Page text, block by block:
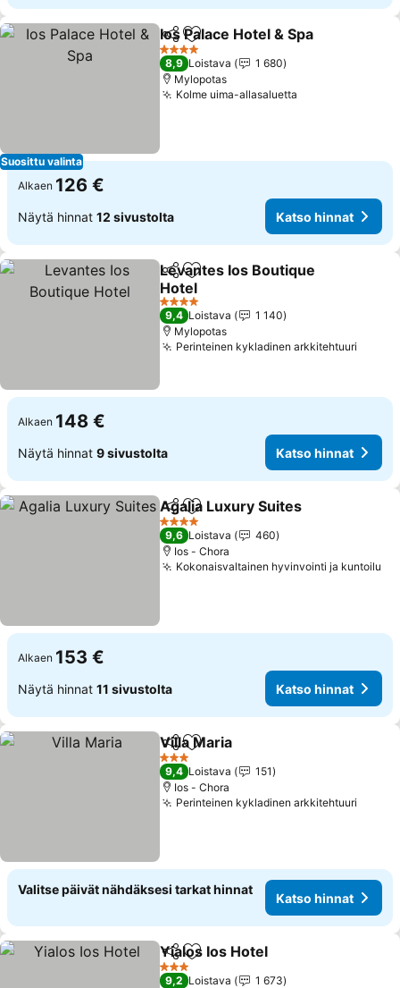
Suosittu valinta
Jaa Lisää suosikkeihin
Ios Palace Hotel & Spa
4 Tähtiluokitus
8,9 Loistava
1 680
Mylopotas
Kolme uima-allasaluetta
Alkaen 126 €
Näytä hinnat 12 sivustolta Katso hinnat
Jaa Lisää suosikkeihin
Levantes Ios Boutique
Hotel
Katso hinnat
4 Tähtiluokitus
9,4 Loistava
1 140
Mylopotas
Perinteinen kykladinen arkkitehtuuri
Alkaen 148 €
Näytä hinnat 9 sivustolta Katso hinnat
Jaa Lisää suosikkeihin
Agalia Luxury Suites
4 Tähtiluokitus
9,6 Loistava
460
Ios - Chora
Kokonaisvaltainen hyvinvointi ja kuntoilu
Alkaen 153 €
Näytä hinnat 11 sivustolta Katso hinnat
Jaa Lisää suosikkeihin
Villa Maria
3 Tähtiluokitus
9,4 Loistava
151
Ios - Chora
Perinteinen kykladinen arkkitehtuuri
Valitse päivät nähdäksesi tarkat hinnat
Katso hinnat
Jaa Lisää suosikkeihin
Yialos Ios Hotel
3 Tähtiluokitus
9,2 Loistava
1 673